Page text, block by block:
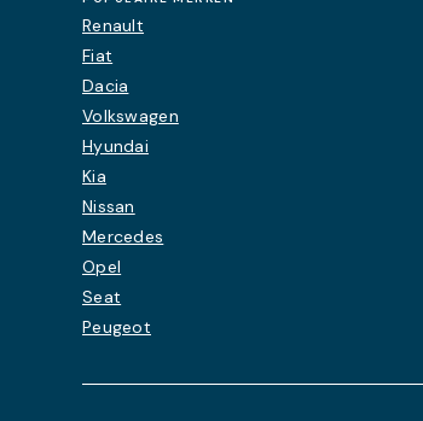
Renault
Fiat
Dacia
Volkswagen
Hyundai
Kia
Nissan
Mercedes
Opel
Seat
Peugeot